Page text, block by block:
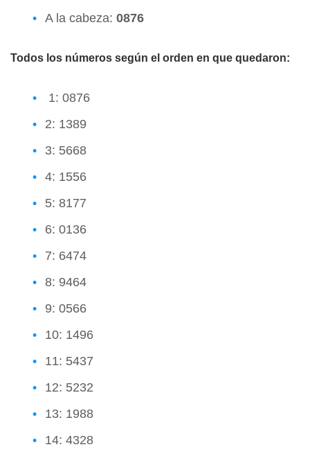
A la cabeza: 0876
Todos los números según el orden en que quedaron:
1: 0876
2: 1389
3: 5668
4: 1556
5: 8177
6: 0136
7: 6474
8: 9464
9: 0566
10: 1496
11: 5437
12: 5232
13: 1988
14: 4328